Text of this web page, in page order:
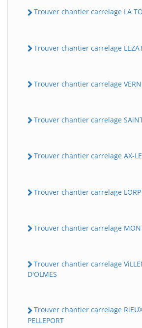
Trouver chantier carrelage LA
Trouver chantier carrelage
Trouver chantier carrelage
Trouver chantier carrelage
Trouver chantier carrelage AX-
Trouver chantier carrelage LORP-
Trouver chantier carrelage
Trouver chantier carrelage
D'OLMES
Trouver chantier carrelage
PELLEPORT